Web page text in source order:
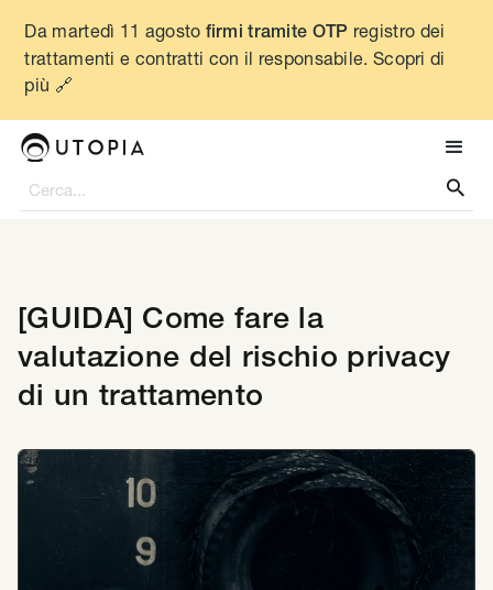
Da martedì 11 agosto firmi tramite OTP registro dei
trattamenti e contratti con il responsabile. Scopri di
più 🔗

[GUIDA] Come fare la
valutazione del rischio privacy
di un trattamento